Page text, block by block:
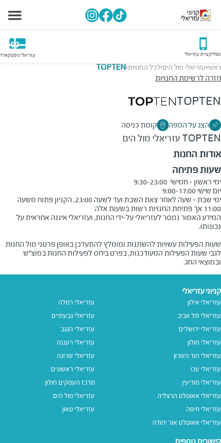
אפליקציית עזריאלי עזריאלי גיפטקארד
ראשי>עזריאלי מול הים>לכל החנויות>
TOPTEN
חזרה לרשימת החנויות
TOPTEN
הצג על המפה קומת כניסה
TOPTENעזריאלי מול הים
אודות החנות
שעות פתיחה
11:00 אך פתיחת החנויות רשות בשעות אלה
המידע האמור נמסר לעזריאלי על-ידי החנות, ועזריאלי איננה אחראית על
שעות הפעילות עשויות להשתנות ומומלץ להתעדכן באופן פרטני מול החנות
לגבי שעות הפעילות המעודכנות, בפרט ביחס לפעילות החנות במוצ"ש
ובמוצאי החג.
קניוני עזריאלי
עזריאלי אילון
עזריאלי תל אביב
עזריאלי ירושלים
עזריאלי חולון
עזריאלי הוד השרון
עזריאלי עכו
עזריאלי מודיעין
עזריאלי אאוטלט הרצליה
עזריאלי חיפה
עזריאלי אאוטלט אור יהודה
עזריאלי רמלה
עזריאלי גבעתיים
עזריאלי הנגב
עזריאלי רעננה
עזריאלי שרונה
עזריאלי ראשונים
מרכז העסקים חולון
עזריאלי מול הים
עזריאלי טאון